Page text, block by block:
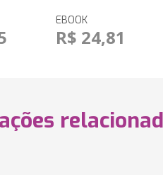
EBOOK
R$ 24,81